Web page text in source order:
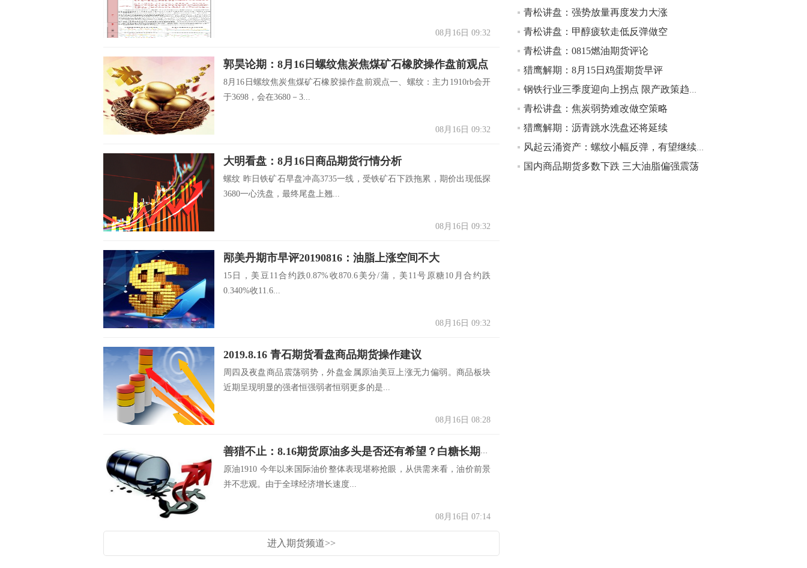
08月16日 09:32
郭昊论期：8月16日螺纹焦炭焦煤矿石橡胶操作盘前观点
8月16日螺纹焦炭焦煤矿石橡胶操作盘前观点一、螺纹：主力1910rb会开
于3698，会在3680－3...
08月16日 09:32
大明看盘：8月16日商品期货行情分析
螺纹 昨日铁矿石早盘冲高3735一线，受铁矿石下跌拖累，期价出现低探
3680一心洗盘，最终尾盘上翘...
08月16日 09:32
邴美丹期市早评20190816：油脂上涨空间不大
15日，美豆11合约跌0.87%收870.6美分/蒲，美11号原糖10月合约跌
0.340%收11.6...
08月16日 09:32
2019.8.16 青石期货看盘商品期货操作建议
周四及夜盘商品震荡弱势，外盘金属原油美豆上涨无力偏弱。商品板块
近期呈现明显的强者恒强弱者恒弱更多的是...
08月16日 08:28
善猎不止：8.16期货原油多头是否还有希望？白糖长期依然乐观
原油1910 今年以来国际油价整体表现堪称抢眼，从供需来看，油价前景
并不悲观。由于全球经济增长速度...
08月16日 07:14
进入期货频道>>
【行情】芝加哥11月大豆期货跌0.4%，12
月玉米期货跌1%。
10:43
【行情】油脂油料期货表现抢眼，豆二期
2.5%，棕榈油涨近2%，菜粕涨1.54%。
10:17
【研报精选】国内期货机构对8月5日的原
油期货走势预测
青松讲盘：强势放量再度发力大涨
青松讲盘：甲醇疲软走低反弹做空
青松讲盘：0815燃油期货评论
猎鹰解期：8月15日鸡蛋期货早评
钢铁行业三季度迎向上拐点 限产政策趋严这些标的股获机构青睐
青松讲盘：焦炭弱势难改做空策略
猎鹰解期：沥青跳水洗盘还将延续
风起云涌资产：螺纹小幅反弹，有望继续走高
国内商品期货多数下跌 三大油脂偏强震荡